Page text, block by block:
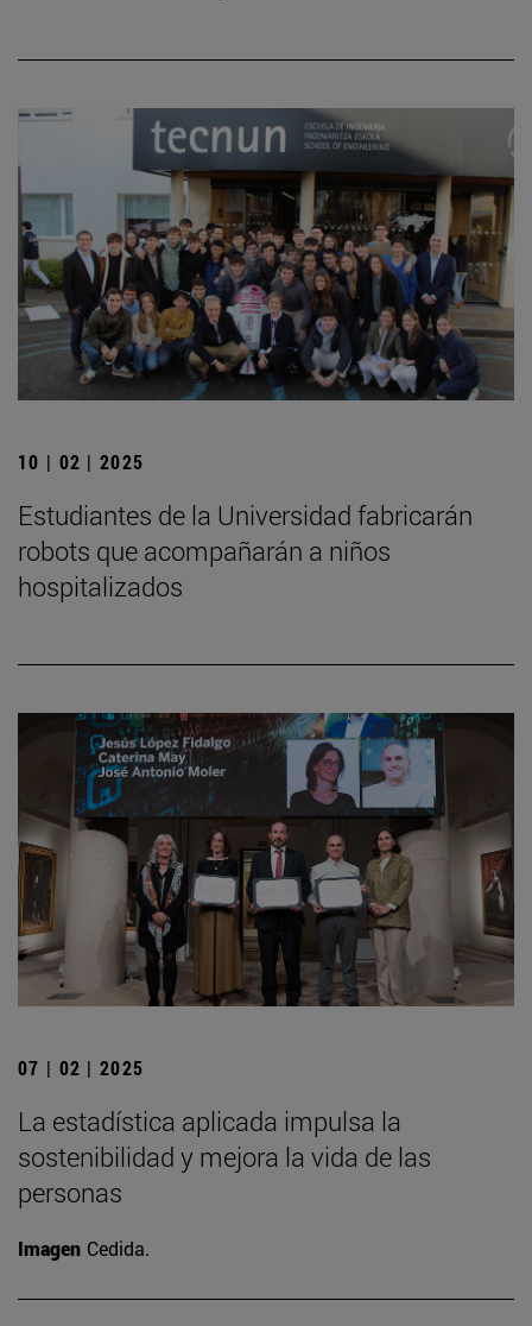
10 | 02 | 2025
Estudiantes de la Universidad fabricarán
robots que acompañarán a niños
hospitalizados
07 | 02 | 2025
La estadística aplicada impulsa la
sostenibilidad y mejora la vida de las
personas
Imagen Cedida.